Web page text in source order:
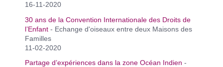
16-11-2020
30 ans de la Convention Internationale des Droits de
l’Enfant - Echange d'oiseaux entre deux Maisons des
Familles
11-02-2020
Partage d’expériences dans la zone Océan Indien -